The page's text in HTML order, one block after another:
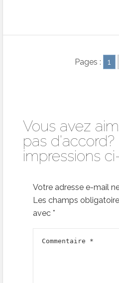
Pages : 1
Vous avez
pas d'accord?
impressions
Votre adresse e-mail
Les champs
avec *